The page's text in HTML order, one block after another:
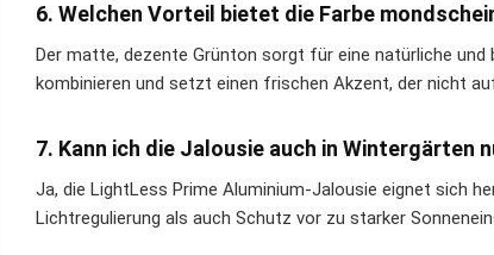
6. Welchen Vorteil bietet die Farbe
Der matte, dezente Grünton sorgt für eine natürliche
kombinieren und setzt einen frischen Akzent, der nicht
7. Kann ich die Jalousie auch in Wintergärten
Ja, die LightLess Prime Aluminium-Jalousie eignet sich
Lichtregulierung als auch Schutz vor zu starker